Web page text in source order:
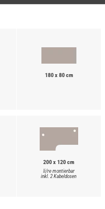
180 x 80 cm
200 x 120 cm
li/re montierbar
inkl. 2 Kabeldosen